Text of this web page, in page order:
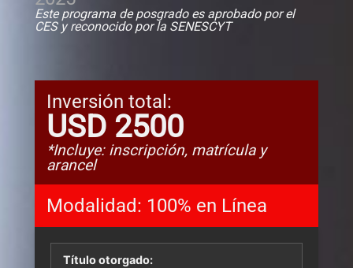
Este programa de posgrado es aprobado por el
CES y reconocido por la SENESCYT
Inversión total:
USD 2500
*Incluye: inscripción, matrícula y
arancel
Modalidad: 100% en Línea
Título otorgado: